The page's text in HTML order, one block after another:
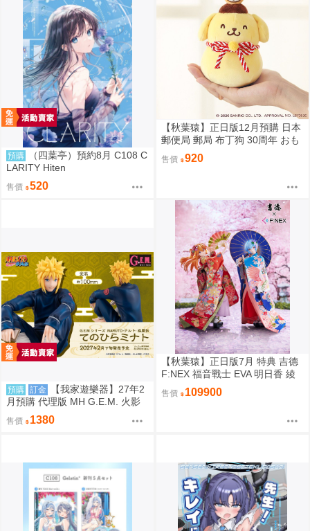
預購
（四葉亭）預約8月 C108 C
LARITY Hiten
售價 520
【秋葉猿】正日版12月預購 日本
郵便局 郵局 布丁狗 30周年 おも
ちもちもちマスコット 吊飾
售價 920
預購 訂金
【我家遊樂器】27年2
月預購 代理版 MH G.E.M. 火影
忍者 疾風傳 掌上系列 波風湊
售價 1380
【秋葉猿】正日版7月 特典 吉德
F:NEX 福音戰士 EVA 明日香 綾
波零 日本人形 1/4 PVC 完成品
套組
售價 109900